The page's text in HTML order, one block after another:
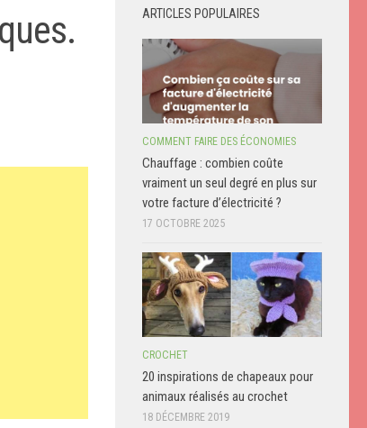
ARTICLES POPULAIRES
COMMENT FAIRE DES ÉCONOMIES
Chauffage : combien coûte
vraiment un seul degré en plus sur
votre facture d’électricité ?
17 OCTOBRE 2025
CROCHET
20 inspirations de chapeaux pour
animaux réalisés au crochet
18 DÉCEMBRE 2019